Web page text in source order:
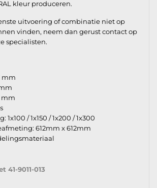
kleur produceren.
uitvoering of combinatie niet op
vinden, neem dan gerust contact op
specialisten.
mm
mm
1x100 / 1x150 / 1x200 / 1x300
612mm x 612mm
41-9011-013